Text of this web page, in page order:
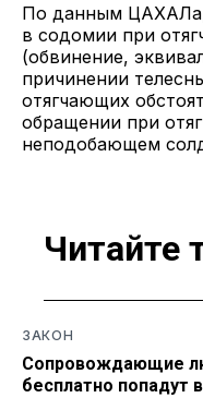
По данным ЦАХАЛа,
в содомии при
(обвинение,
причинении
отягчающих
обращении при
неподобающем
Читайте
ЗАКОН
Сопровождающие
бесплатно попадут